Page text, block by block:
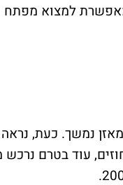
למצוא
נמשך. כעת,
עוד בטרם